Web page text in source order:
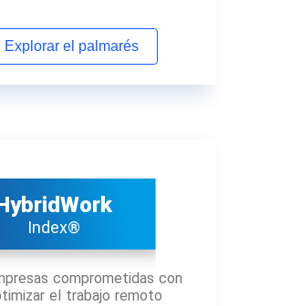
Explorar el palmarés
Index®
comprometidas con
el trabajo remoto